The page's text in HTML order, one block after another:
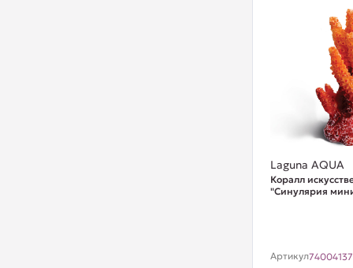
Laguna AQUA
Коралл
"Синулярия
Артикул74004137